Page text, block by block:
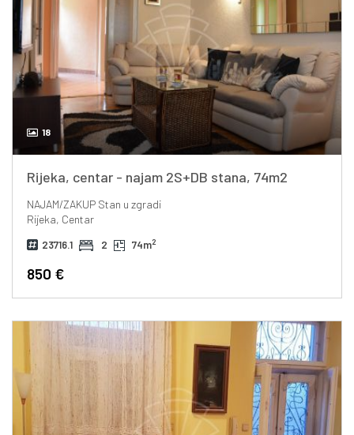
18
Rijeka, centar - najam 2S+DB stana, 74m2
NAJAM/ZAKUPStan u zgradi
Rijeka, Centar
23716.1 2 74m2
850 €